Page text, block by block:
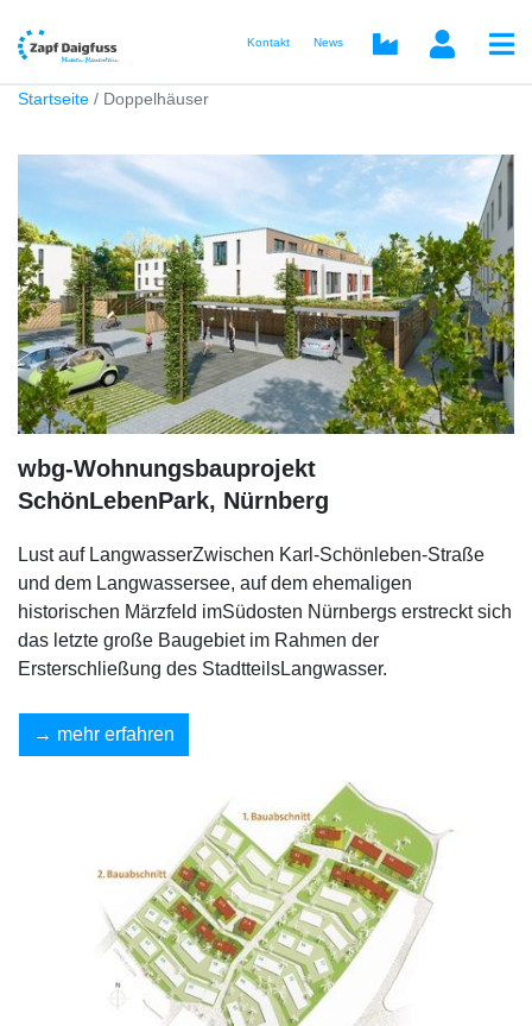
Kontakt News
Startseite Doppelhäuser
wbg-Wohnungsbauprojekt
SchönLebenPark, Nürnberg
Lust auf LangwasserZwischen Karl-Schönleben-Straße
und dem Langwassersee, auf dem ehemaligen
historischen Märzfeld imSüdosten Nürnbergs erstreckt sich
das letzte große Baugebiet im Rahmen der
Ersterschließung des StadtteilsLangwasser.
mehr erfahren